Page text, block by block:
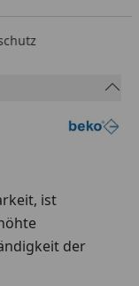
ist
der